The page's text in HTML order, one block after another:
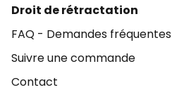
Droit de rétractation
FAQ - Demandes fréquentes
Suivre une commande
Contact